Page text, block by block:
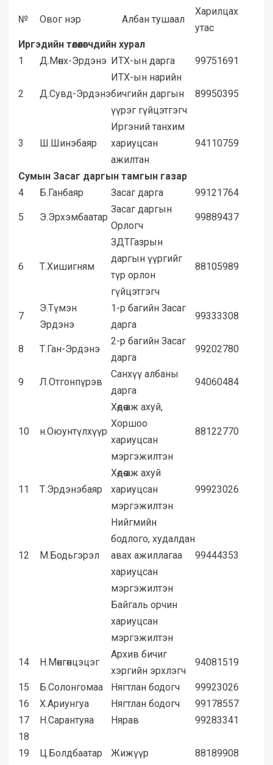
№ Овог нэр Албан тушаал
Харилцах
утас
Иргэдийн төлөөлөгчдийн хурал
1
Д.Мөнх-Эрдэнэ ИТХ-ын дарга 99751691
2 Д.Сувд-Эрдэнэ
ИТХ-ын нарийн
бичгийн даргын
үүрэг гүйцэтгэгч
89950395
3 Ш.Шинэбаяр
Иргэний танхим
хариуцсан
ажилтан
94110759
Сумын Засаг даргын тамгын газар
4
Б.Ганбаяр Засаг дарга 99121764
5 Э.Эрхэмбаатар
Засаг даргын
Орлогч
99889437
6 Т.Хишигням
ЗДТГазрын
даргын үүргийг
түр орлон
гүйцэтгэгч
88105989
7
Э.Түмэн
Эрдэнэ
1-р багийн Засаг
дарга
99333308
8 Т.Ган-Эрдэнэ
2-р багийн Засаг
дарга
99202780
9 Л.Отгонпүрэв
Санхүү албаны
дарга
94060484
10 н.Оюунтүлхүүр
Хөдөө аж ахуй,
Хоршоо
хариуцсан
мэргэжилтэн
88122770
11 Т.Эрдэнэбаяр
Хөдөө аж ахуй
хариуцсан
мэргэжилтэн
99923026
12 М.Бодьгэрэл
Нийгмийн
бодлого, худалдан
авах ажиллагаа
хариуцсан
мэргэжилтэн
99444353
Байгаль орчин
хариуцсан
мэргэжилтэн
14 Н.Мөнгөнцэцэг
Архив бичиг
хэргийн эрхлэгч
94081519
15 Б.Солонгомаа Нягтлан бодогч
99923026
16
Х.Ариунгуа Нягтлан бодогч
99178557
17
Н.Сарантуяа Нярав
99283341
18
19
Ц.Болдбаатар Жижүүр
88189908